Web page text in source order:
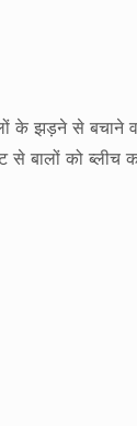
के झड़ने से बचाने
बालों को ब्लीच